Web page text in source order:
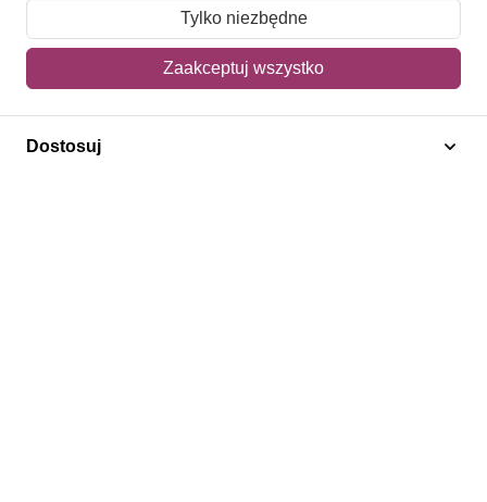
Mój koszyk
Adres dostawy
Polecamy
Tylko niezbędne
Zaakceptuj wszystko
Dostosuj